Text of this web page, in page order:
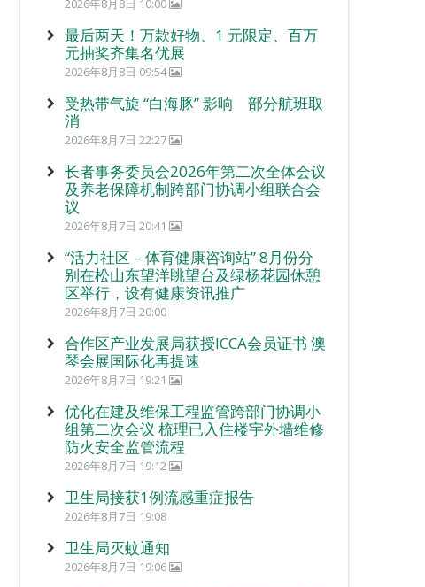
2026年8月8日 10:00
最后两天！万款好物、1 元限定、百万
元抽奖齐集名优展
2026年8月8日 09:54
受热带气旋 “白海豚” 影响 部分航班取
消
2026年8月7日 22:27
长者事务委员会2026年第二次全体会议
及养老保障机制跨部门协调小组联合会
议
2026年8月7日 20:41
“活力社区 – 体育健康咨询站” 8月份分
别在松山东望洋眺望台及绿杨花园休憩
区举行，设有健康资讯推广
2026年8月7日 20:00
合作区产业发展局获授ICCA会员证书 澳
琴会展国际化再提速
2026年8月7日 19:21
优化在建及维保工程监管跨部门协调小
组第二次会议 梳理已入住楼宇外墙维修
防火安全监管流程
2026年8月7日 19:12
卫生局接获1例流感重症报告
2026年8月7日 19:08
卫生局灭蚊通知
2026年8月7日 19:06